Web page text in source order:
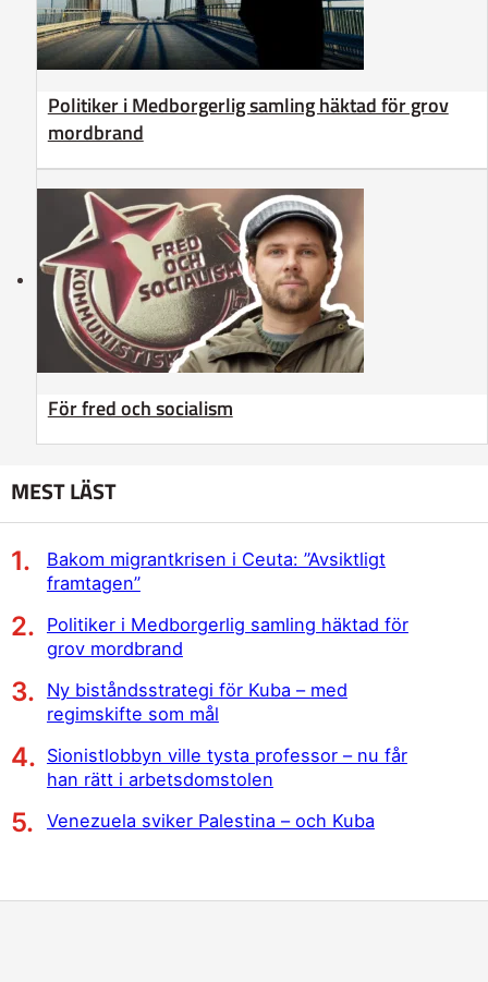
Politiker i Medborgerlig samling häktad för grov
mordbrand
För fred och socialism
MEST LÄST
Bakom migrantkrisen i Ceuta: ”Avsiktligt
framtagen”
Politiker i Medborgerlig samling häktad för
grov mordbrand
Ny biståndsstrategi för Kuba – med
regimskifte som mål
Sionistlobbyn ville tysta professor – nu får
han rätt i arbetsdomstolen
Venezuela sviker Palestina – och Kuba